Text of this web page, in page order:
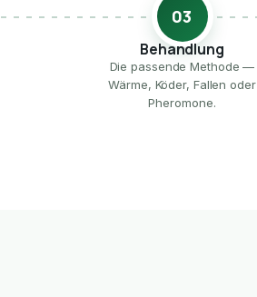
03
Behandlung
Die passende Methode —
Wärme, Köder, Fallen oder
Pheromone.